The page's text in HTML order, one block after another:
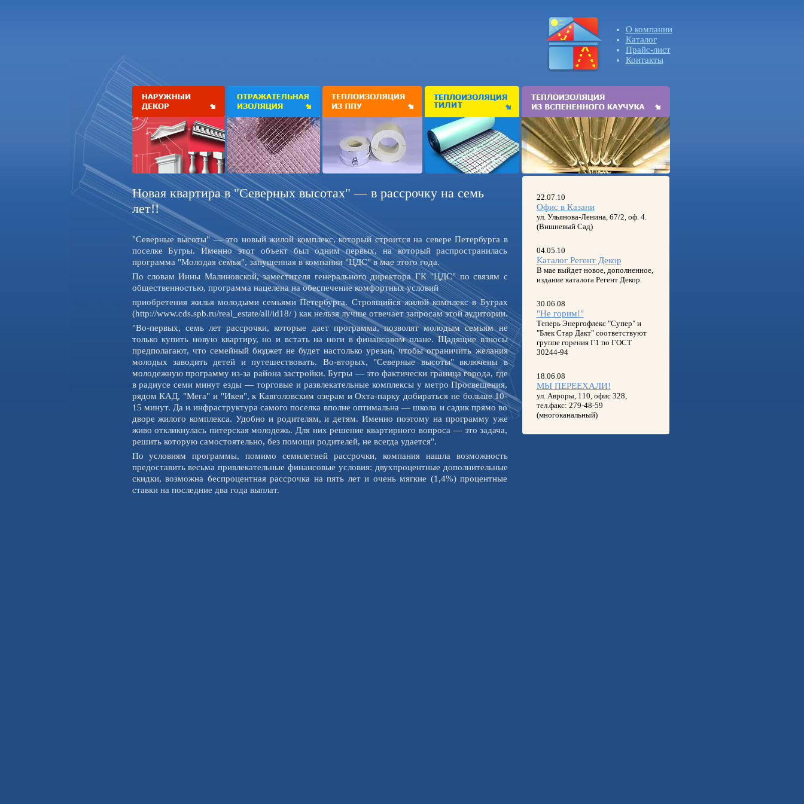
О компании
Каталог
Прайс-лист
Контакты
Новая квартира в "Северных высотах" — в рассрочку на семь
лет!!
"Северные высоты" — это новый жилой комплекс, который строится на севере Петербурга в
поселке Бугры. Именно этот объект был одним первых, на который распространилась
программа "Молодая семья", запущенная в компании "ЦДС" в мае этого года.
По словам Инны Малиновской, заместителя генерального директора ГК "ЦДС" по связям с
общественностью, программа нацелена на обеспечение комфортных условий
приобретения жилья молодыми семьями Петербурга. Строящийся жилой комплекс в Буграх
(http://www.cds.spb.ru/real_estate/all/id18/ ) как нельзя лучше отвечает запросам этой аудитории.
"Во-первых, семь лет рассрочки, которые дает программа, позволят молодым семьям не
только купить новую квартиру, но и встать на ноги в финансовом плане. Щадящие взносы
предполагают, что семейный бюджет не будет настолько урезан, чтобы ограничить желания
молодых заводить детей и путешествовать. Во-вторых, "Северные высоты" включены в
молодежную программу из-за района застройки. Бугры — это фактически граница города, где
в радиусе семи минут езды — торговые и развлекательные комплексы у метро Просвещения,
рядом КАД, "Мега" и "Икея", к Кавголовским озерам и Охта-парку добираться не больше 10-
15 минут. Да и инфраструктура самого поселка вполне оптимальна — школа и садик прямо во
дворе жилого комплекса. Удобно и родителям, и детям. Именно поэтому на программу уже
живо откликнулась питерская молодежь. Для них решение квартирного вопроса — это задача,
решить которую самостоятельно, без помощи родителей, не всегда удается".
По условиям программы, помимо семилетней рассрочки, компания нашла возможность
предоставить весьма привлекательные финансовые условия: двухпроцентные дополнительные
скидки, возможна беспроцентная рассрочка на пять лет и очень мягкие (1,4%) процентные
ставки на последние два года выплат.
22.07.10
Офис в Казани
ул. Ульянова-Ленина, 67/2, оф. 4.
(Вишневый Сад)
04.05.10
Каталог Регент Декор
В мае выйдет новое, дополненное,
издание каталога Регент Декор.
30.06.08
"Не горим!"
Теперь Энергофлекс "Супер" и
"Блек Стар Дакт" соответствуют
группе горения Г1 по ГОСТ
30244-94
18.06.08
МЫ ПЕРЕЕХАЛИ!
ул. Авроры, 110, офис 328,
тел.факс: 279-48-59
(многоканальный)